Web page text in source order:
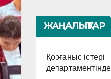
ЖАҢАЛЫҚТАР
Қорғаныс істері